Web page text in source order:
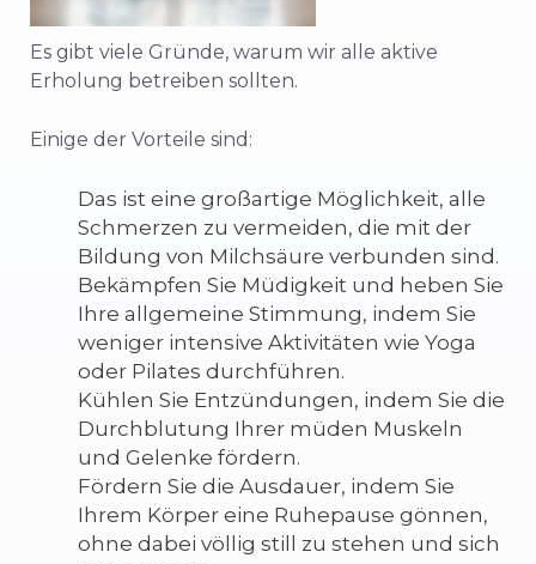
Es gibt viele Gründe, warum wir alle aktive
Erholung betreiben sollten.
Einige der Vorteile sind:
Das ist eine großartige Möglichkeit, alle
Schmerzen zu vermeiden, die mit der
Bildung von Milchsäure verbunden sind.
Bekämpfen Sie Müdigkeit und heben Sie
Ihre allgemeine Stimmung, indem Sie
weniger intensive Aktivitäten wie Yoga
oder Pilates durchführen.
Kühlen Sie Entzündungen, indem Sie die
Durchblutung Ihrer müden Muskeln
und Gelenke fördern.
Fördern Sie die Ausdauer, indem Sie
Ihrem Körper eine Ruhepause gönnen,
ohne dabei völlig still zu stehen und sich